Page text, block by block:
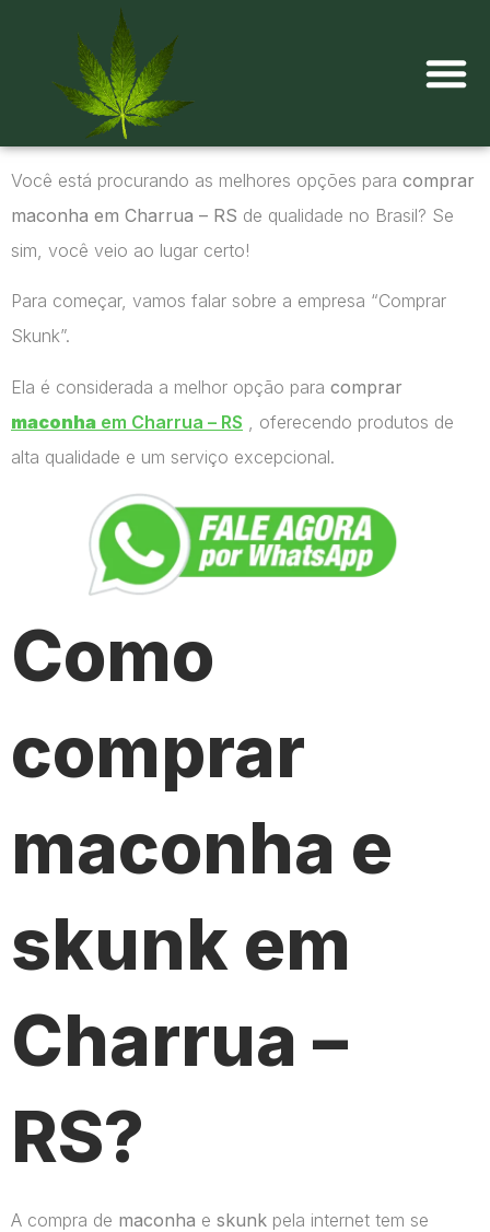
Você está procurando as melhores opções para comprar
maconha em Charrua – RS de qualidade no Brasil? Se
sim, você veio ao lugar certo!
Para começar, vamos falar sobre a empresa “Comprar
Skunk”.
Ela é considerada a melhor opção para comprar
maconha em Charrua – RS , oferecendo produtos de
alta qualidade e um serviço excepcional.
Como
comprar
maconha e
skunk em
Charrua –
RS?
A compra de maconha e skunk pela internet tem se